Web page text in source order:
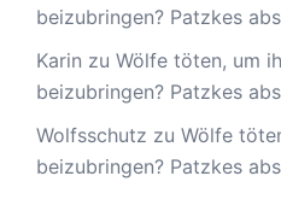
beizubringen? Patzkes
Karin zu Wölfe töten, um
beizubringen? Patzkes
Wolfsschutz zu Wölfe
beizubringen? Patzkes